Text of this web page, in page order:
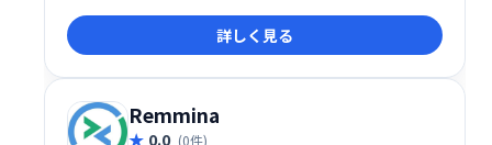
要。PCとMacに対応し、ファイル転送、ボイス/ビデ
オチャット、再起動機能などを備えています。無人ア
クセス設定やマルチモニター対応など、多様な機能で
ITサポートやトレーニング、オンライン会議などを効
率化します。無料プランと、月額10ドルからの有料プ
ランがあります。
詳しく見る
Remmina
0.0 (0件)